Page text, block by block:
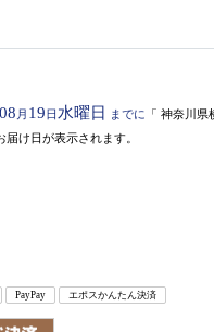
08 月 19日 水曜日 までに 「 神奈川県
け日が表示されます。
PayPay エポスかんたん決済